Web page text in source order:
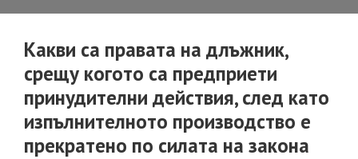
Какви са правата на длъжник,
срещу когото са предприети
принудителни действия, след като
изпълнителното производство е
прекратено по силата на закона